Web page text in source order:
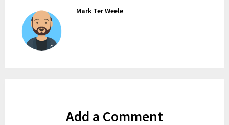
Mark Ter Weele
Add a Comment